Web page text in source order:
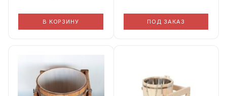
В КОРЗИНУ ПОД ЗАКАЗ